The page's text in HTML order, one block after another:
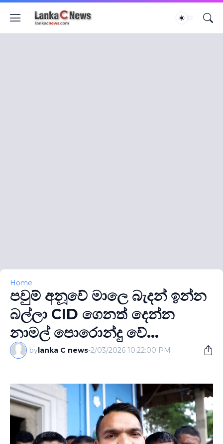
Home
පවුම් අනූවේ මාලෙ බැදන් ඉන්න
බල්ලා CID ගෙනත් දෙන්න
නාමල් පොරොන්දු වේ...
bylanka C news-2/03/2026 10:22:00 PM